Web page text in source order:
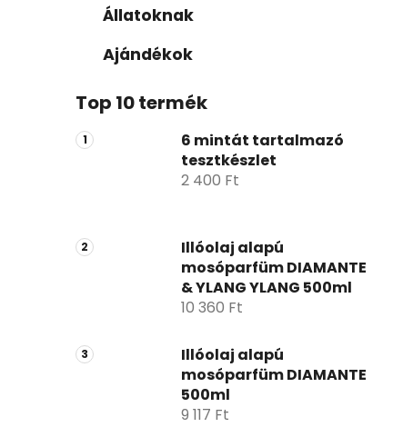
Állatoknak
Ajándékok
Top 10 termék
6 mintát tartalmazó
tesztkészlet
2 400 Ft
Illóolaj alapú
mosóparfüm DIAMANTE
& YLANG YLANG 500ml
10 360 Ft
Illóolaj alapú
mosóparfüm DIAMANTE
500ml
9 117 Ft